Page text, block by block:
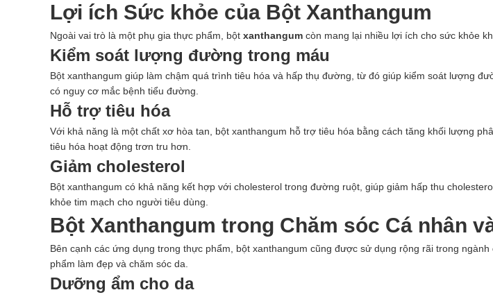
Lợi ích Sức khỏe của Bột Xanthangum
Ngoài vai trò là một phụ gia thực phẩm, bột xanthangum còn mang lại nhiều lợi ích cho sức khỏe
Kiểm soát lượng đường trong máu
Bột xanthangum giúp làm chậm quá trình tiêu hóa và hấp thụ đường, từ đó giúp kiểm soát lượng
có nguy cơ mắc bệnh tiểu đường.
Hỗ trợ tiêu hóa
Với khả năng là một chất xơ hòa tan, bột xanthangum hỗ trợ tiêu hóa bằng cách tăng khối lượng
tiêu hóa hoạt động trơn tru hơn.
Giảm cholesterol
Bột xanthangum có khả năng kết hợp với cholesterol trong đường ruột, giúp giảm hấp thu
khỏe tim mạch cho người tiêu dùng.
Bột Xanthangum trong Chăm sóc Cá nhân
Bên cạnh các ứng dụng trong thực phẩm, bột xanthangum cũng được sử dụng rộng rãi trong
phẩm làm đẹp và chăm sóc da.
Dưỡng ẩm cho da